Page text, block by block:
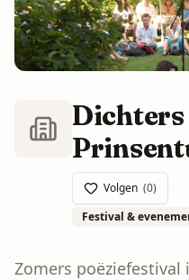
Dichters
Volgen (0)
Festival &
Zomers poëziefestival